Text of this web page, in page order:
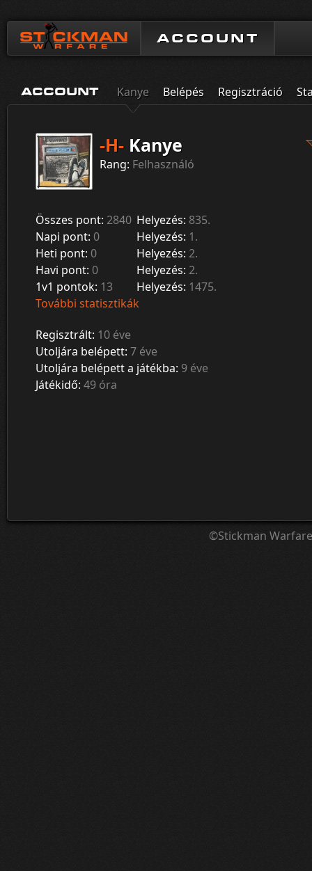
ACCOUNT
ACCOUNT Kanye Belépés Regisztráció
-H- Kanye
Rang: Felhasználó
Összes pont: 2840 Helyezés: 835.
Napi pont: 0 Helyezés: 1.
Heti pont: 0 Helyezés: 2.
Havi pont: 0 Helyezés: 2.
1v1 pontok: 13 Helyezés: 1475.
További statisztikák
Regisztrált: 10 éve
Utoljára belépett: 7 éve
Utoljára belépett a játékba: 9 éve
Játékidő: 49 óra
©Stickman Warfare